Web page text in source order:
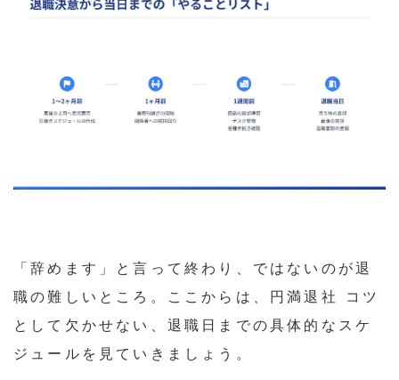
「辞めます」と言って終わり、ではないのが退
職の難しいところ。ここからは、円満退社 コツ
として欠かせない、退職日までの具体的なスケ
ジュールを見ていきましょう。